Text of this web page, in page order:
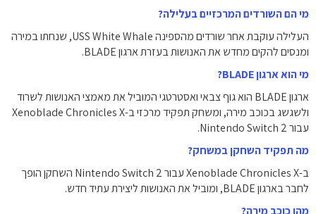
מי הם השורדים המרכזיים בעלילה?
העלילה עוקבת אחר שורדים מהספינה USS White Whale, שנחתו במירה
ומנסים להקים מחדש את האנושות בעזרת ארגון BLADE.
מי הוא ארגון BLADE?
ארגון BLADE הוא גוף צבאי ואסטרטגי המוביל את מאמצי האנושות לשרוד
ולשגשג בכוכב מירה, ומשחק תפקיד מרכזי ב-Xenoblade Chronicles X
עבור Nintendo Switch 2.
מה תפקיד השחקן במשחק?
ב-Xenoblade Chronicles X עבור Nintendo Switch 2 השחקן הופך
לחבר בארגון BLADE, ומוביל את האנושות ליצירת עתיד חדש.
מהו כוכב מירה?